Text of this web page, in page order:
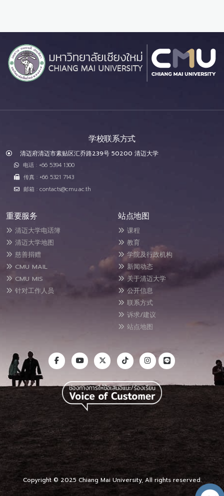
学校联系方式
清迈府清迈市素贴区汇乔路239号 50200 清迈大学
电话 : +66 5394 1300
传真 : +66 5321 7143
邮箱 : contacts@cmu.ac.th
重要服务
清迈大学电话簿
清迈大学地图
慈善捐赠
CMU MAIL
CMU MIS
针对工作人员
站点地图
课程
教育
学院及行政机构
新闻动态
关于清迈大学
公开信息
联系方式
诉求/建议
站点地图
Copyright © 2025 Chiang Mai University, All rights reserved.